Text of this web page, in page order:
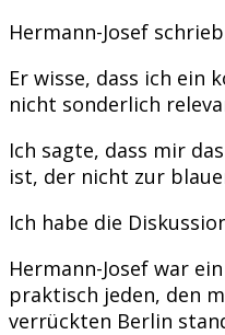
Hermann-Josef
Er wisse, dass ich ein
nicht sonderlich
Ich sagte, dass mir
ist, der nicht zur
Ich habe die
Hermann-Josef war
praktisch jeden, den
verrückten Berlin